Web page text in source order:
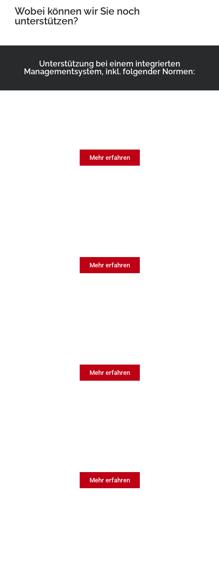
Wobei können wir Sie noch
unterstützen?
Unterstützung bei einem integrierten
Managementsystem, inkl. folgender Normen:
Mehr erfahren
Mehr erfahren
Mehr erfahren
Mehr erfahren